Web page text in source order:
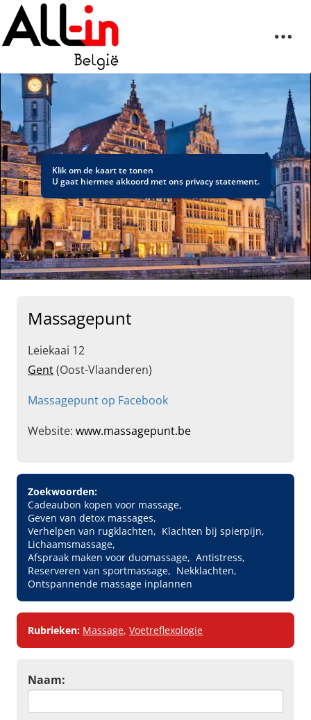
Klik om de kaart te tonen
U gaat hiermee akkoord met ons privacy statement.
Massagepunt
Leiekaai 12
Gent(Oost-Vlaanderen)
Massagepunt op Facebook
Website: www.massagepunt.be
Zoekwoorden:
Cadeaubon kopen voor massage
Geven van detox massages
Verhelpen van rugklachten
Klachten bij spierpijn
Lichaamsmassage
Afspraak maken voor duomassage
Antistress
Reserveren van sportmassage
Nekklachten
Ontspannende massage inplannen
Rubrieken: Massage, Voetreflexologie
Naam: